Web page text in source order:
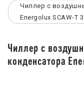
Чиллер с
Energolux SCAW-T
Чиллер с
конденсатора